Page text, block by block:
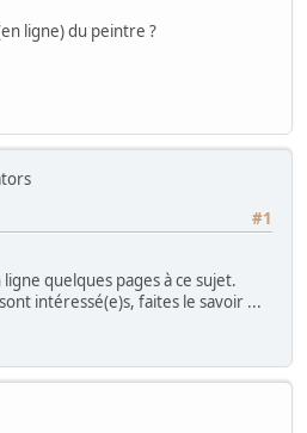
ligne) du peintre ?
#1
quelques pages à ce sujet.
intéressé(e)s, faites le savoir ...